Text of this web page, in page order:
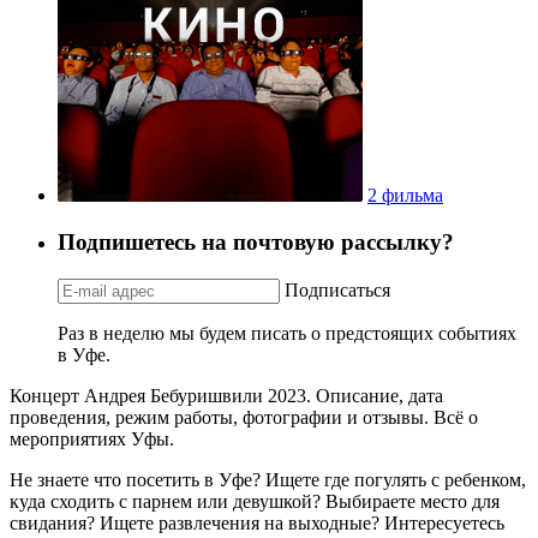
2 фильма
Подпишетесь на почтовую рассылку?
Подписаться
Раз в неделю мы будем писать о предстоящих событиях
в Уфе.
Концерт Андрея Бебуришвили 2023. Описание, дата
проведения, режим работы, фотографии и отзывы. Всё о
мероприятиях Уфы.
Не знаете что посетить в Уфе? Ищете где погулять с ребенком,
куда сходить с парнем или девушкой? Выбираете место для
свидания? Ищете развлечения на выходные? Интересуетесь